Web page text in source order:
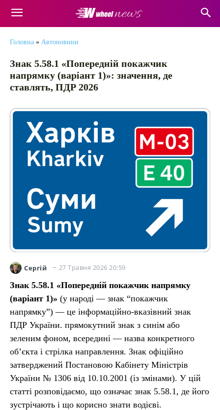
Головна » Автоновини
Знак 5.58.1 «Попередній покажчик
напрямку (варіант 1)»: значення, де
ставлять, ПДР 2026
Сергій 27 Травня 2026 20:59
Знак 5.58.1 «Попередній покажчик напрямку
(варіант 1)» (у народі — знак “покажчик
напрямку”) — це інформаційно-вказівний знак
ПДР України. прямокутний знак з синім або
зеленим фоном, всередині — назва конкретного
об’єкта і стрілка направлення. Знак офіційно
затверджений Постановою Кабінету Міністрів
України № 1306 від 10.10.2001 (із змінами). У цій
статті розповідаємо, що означає знак 5.58.1, де його
зустрічають і що корисно знати водієві.